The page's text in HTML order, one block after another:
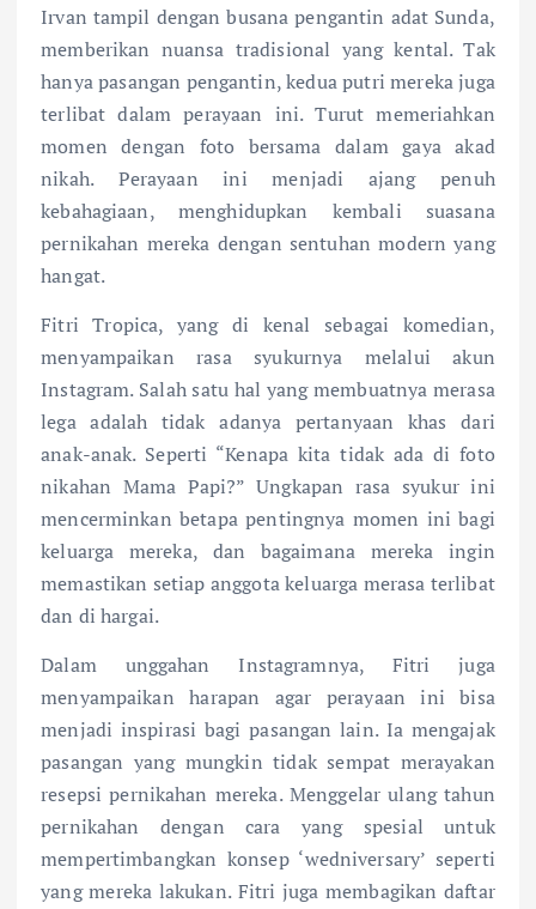
Irvan tampil dengan busana pengantin adat Sunda,
memberikan nuansa tradisional yang kental. Tak
hanya pasangan pengantin, kedua putri mereka juga
terlibat dalam perayaan ini. Turut memeriahkan
momen dengan foto bersama dalam gaya akad
nikah. Perayaan ini menjadi ajang penuh
kebahagiaan, menghidupkan kembali suasana
pernikahan mereka dengan sentuhan modern yang
hangat.
Fitri Tropica, yang di kenal sebagai komedian,
menyampaikan rasa syukurnya melalui akun
Instagram. Salah satu hal yang membuatnya merasa
lega adalah tidak adanya pertanyaan khas dari
anak-anak. Seperti “Kenapa kita tidak ada di foto
nikahan Mama Papi?” Ungkapan rasa syukur ini
mencerminkan betapa pentingnya momen ini bagi
keluarga mereka, dan bagaimana mereka ingin
memastikan setiap anggota keluarga merasa terlibat
dan di hargai.
Dalam unggahan Instagramnya, Fitri juga
menyampaikan harapan agar perayaan ini bisa
menjadi inspirasi bagi pasangan lain. Ia mengajak
pasangan yang mungkin tidak sempat merayakan
resepsi pernikahan mereka. Menggelar ulang tahun
pernikahan dengan cara yang spesial untuk
mempertimbangkan konsep ‘wedniversary’ seperti
yang mereka lakukan. Fitri juga membagikan daftar